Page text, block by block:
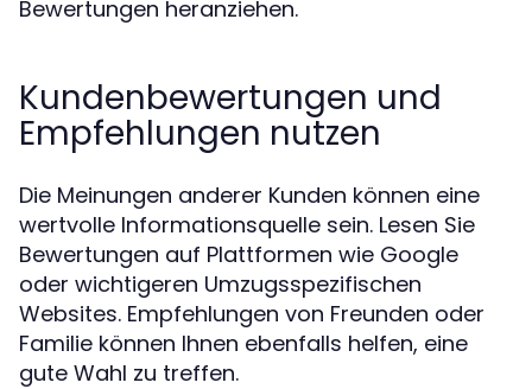
Bewertungen heranziehen.
Kundenbewertungen und
Empfehlungen nutzen
Die Meinungen anderer Kunden können eine
wertvolle Informationsquelle sein. Lesen Sie
Bewertungen auf Plattformen wie Google
oder wichtigeren Umzugsspezifischen
Websites. Empfehlungen von Freunden oder
Familie können Ihnen ebenfalls helfen, eine
gute Wahl zu treffen.